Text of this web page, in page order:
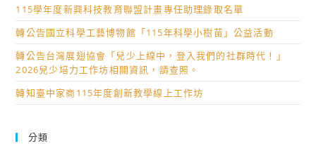
115學年度新興科技教育聯盟計畫專任助理錄取名單
轉公告國立科學工藝博物館「115年科學小樹苗」公益活動
轉公告台灣展翅協會「兒少上線中，登入我們的社群時代！」
2026兒少培力工作坊相關資訊，請查照。
轉知臺中家商115年度創新教學線上工作坊
分類